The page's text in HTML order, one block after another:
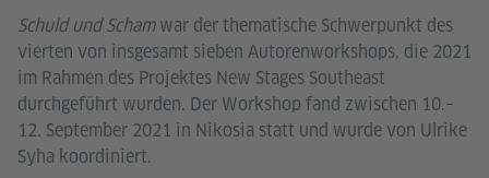
Schuld und Schamwar der thematische Schwerpunkt des
vierten von insgesamt sieben Autorenworkshops, die 2021
im Rahmen des Projektes New Stages Southeast
durchgeführt wurden. Der Workshop fand zwischen 10.–
12. September 2021 in Nikosia statt und wurde von Ulrike
Syha koordiniert.